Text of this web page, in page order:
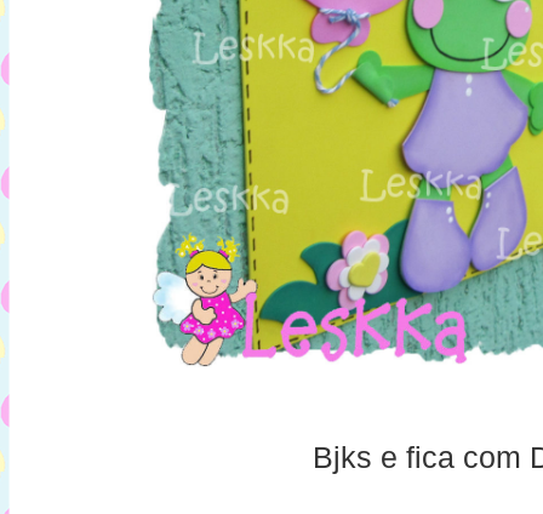
Bjks e fica com